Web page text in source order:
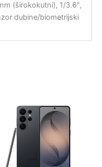
(širokokutni), 1/3.6″,
dubine/biometrijski